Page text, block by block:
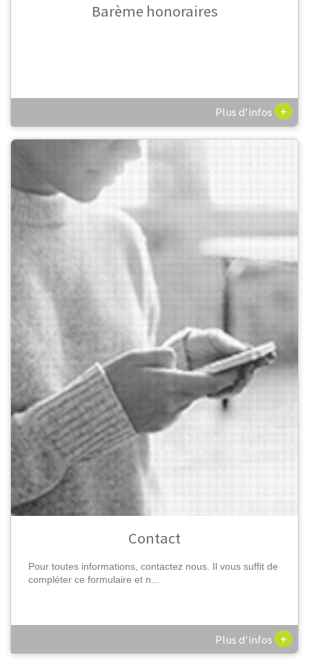
Barème honoraires
Plus d'infos +
Contact
Pour toutes informations, contactez nous. Il vous suffit de
compléter ce formulaire et n...
Plus d'infos +